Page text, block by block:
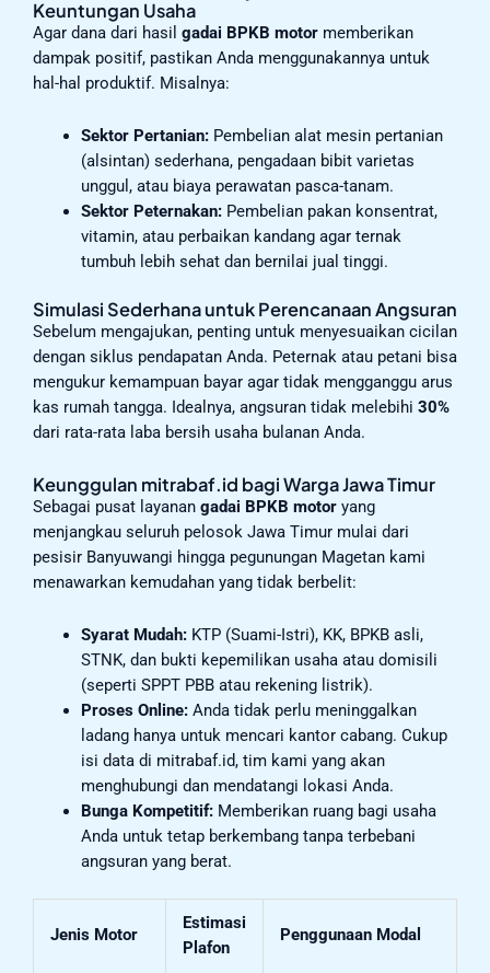
Keuntungan Usaha
Agar dana dari hasil gadai BPKB motor memberikan
dampak positif, pastikan Anda menggunakannya untuk
hal-hal produktif. Misalnya:
Sektor Pertanian:Pembelian alat mesin pertanian
(alsintan) sederhana, pengadaan bibit varietas
unggul, atau biaya perawatan pasca-tanam.
Sektor Peternakan:Pembelian pakan konsentrat,
vitamin, atau perbaikan kandang agar ternak
tumbuh lebih sehat dan bernilai jual tinggi.
Simulasi Sederhana untuk Perencanaan Angsuran
Sebelum mengajukan, penting untuk menyesuaikan cicilan
dengan siklus pendapatan Anda. Peternak atau petani bisa
mengukur kemampuan bayar agar tidak mengganggu arus
kas rumah tangga. Idealnya, angsuran tidak melebihi 30%
dari rata-rata laba bersih usaha bulanan Anda.
Keunggulan mitrabaf.id bagi Warga Jawa Timur
Sebagai pusat layanan gadai BPKB motor yang
menjangkau seluruh pelosok Jawa Timur mulai dari
pesisir Banyuwangi hingga pegunungan Magetan kami
menawarkan kemudahan yang tidak berbelit:
Syarat Mudah:KTP (Suami-Istri), KK, BPKB asli,
STNK, dan bukti kepemilikan usaha atau domisili
(seperti SPPT PBB atau rekening listrik).
Proses Online:Anda tidak perlu meninggalkan
ladang hanya untuk mencari kantor cabang. Cukup
isi data di mitrabaf.id, tim kami yang akan
menghubungi dan mendatangi lokasi Anda.
Bunga Kompetitif:Memberikan ruang bagi usaha
Anda untuk tetap berkembang tanpa terbebani
angsuran yang berat.
Jenis Motor
Estimasi
Plafon
Penggunaan Modal